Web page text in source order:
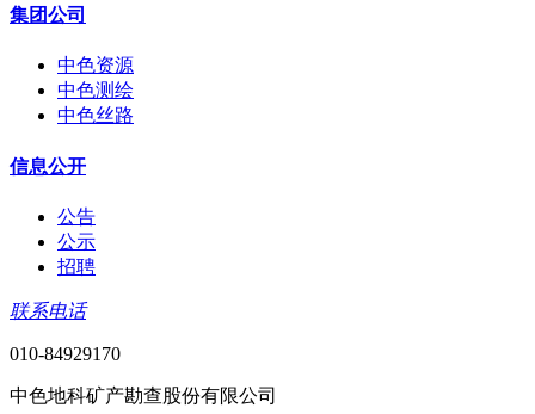
集团公司
中色资源
中色测绘
中色丝路
信息公开
公告
公示
招聘
联系电话
010-84929170
中色地科矿产勘查股份有限公司